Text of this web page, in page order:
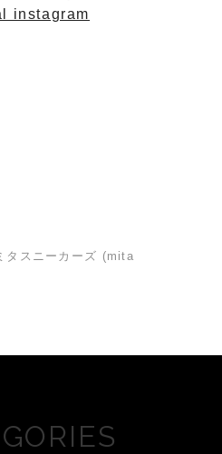
instagram
タスニーカーズ (mita